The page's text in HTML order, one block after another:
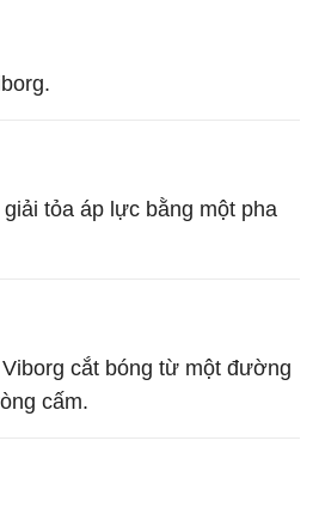
tỏa áp lực bằng một pha
cắt bóng từ một đường
cấm.